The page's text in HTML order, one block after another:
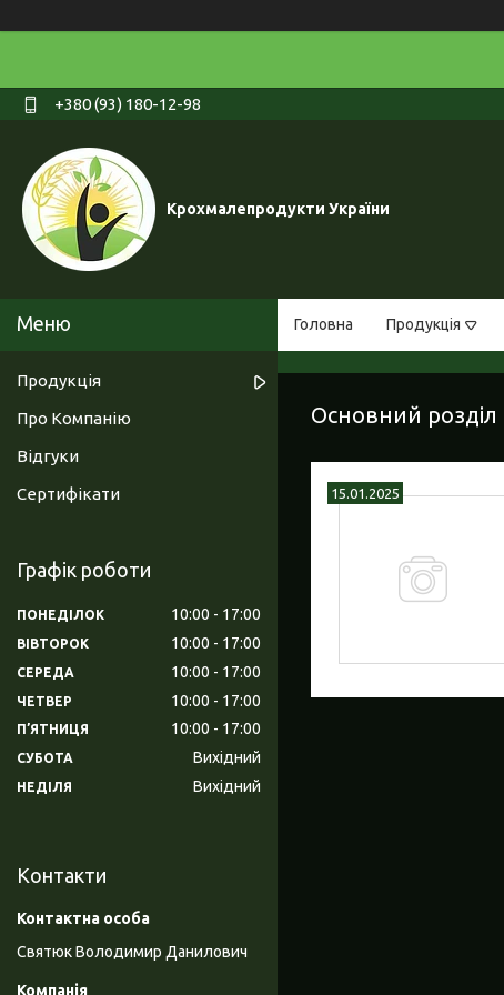
+380 (93) 180-12-98
Крохмалепродукти України
Головна Продукція
Основний розділ
15.01.2025
Продукція
Про Компанію
Відгуки
Сертифікати
Графік роботи
ПОНЕДІЛОК 10:00 17:00
ВІВТОРОК 10:00 17:00
СЕРЕДА 10:00 17:00
ЧЕТВЕР 10:00 17:00
ПʼЯТНИЦЯ 10:00 17:00
СУБОТА Вихідний
НЕДІЛЯ Вихідний
Контакти
Святюк Володимир Данилович